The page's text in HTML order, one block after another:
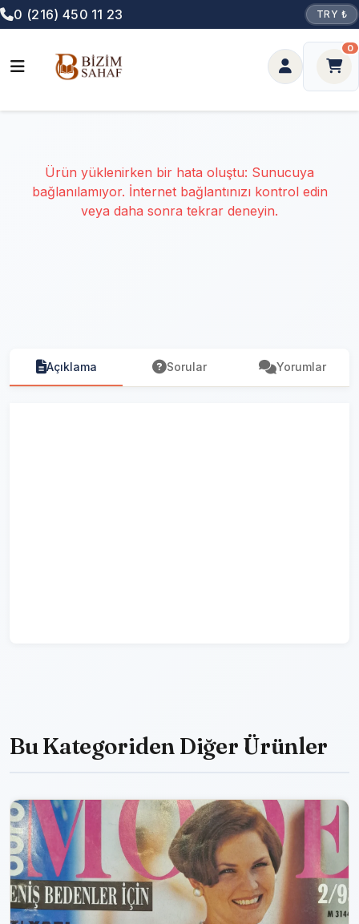
0 (216) 450 11 23 TRY ₺
0
Ürün yüklenirken bir hata oluştu: Sunucuya
bağlanılamıyor. İnternet bağlantınızı kontrol edin
veya daha sonra tekrar deneyin.
Açıklama Sorular Yorumlar
Bu Kategoriden Diğer Ürünler